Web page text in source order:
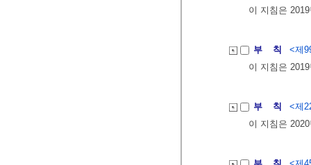
이 지침은
부 칙
<제
이 지침은
부 칙
<제
이 지침은